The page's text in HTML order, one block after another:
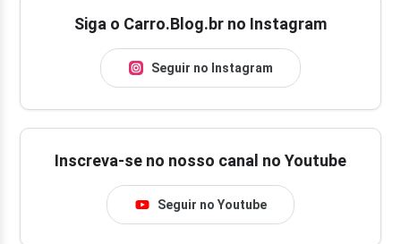
Siga o Carro.Blog.br no Instagram
Seguir no Instagram
Inscreva-se no nosso canal no Youtube
Seguir no Youtube